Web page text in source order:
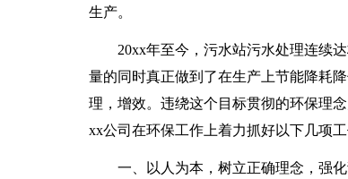
生产。
20xx年至今，污水站污水处理连续
量的同时真正做到了在生产上节能降耗
理，增效。违绕这个目标贯彻的环保理
xx公司在环保工作上着力抓好以下几项工
一、以人为本，树立正确理念，强化